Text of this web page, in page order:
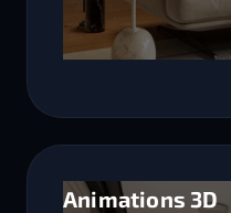
Animations 3D